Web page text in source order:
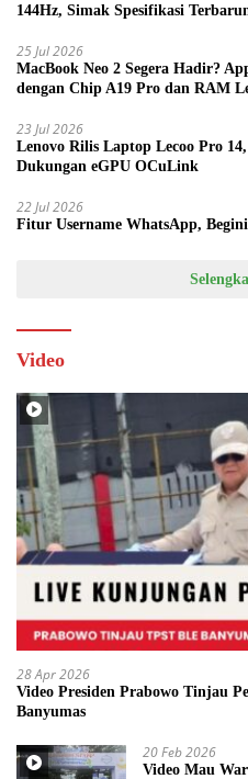
144Hz, Simak Spesifikasi
25 Jul 2026
MacBook Neo 2 Segera Hadir?
dengan Chip A19 Pro dan RAM
23 Jul 2026
Lenovo Rilis Laptop Lecoo Pro
Dukungan eGPU OCuLink
22 Jul 2026
Fitur Username WhatsApp,
Video
28 Apr 2026
Video Presiden Prabowo Tinjau
Banyumas
20 Feb 2026
Video Mau